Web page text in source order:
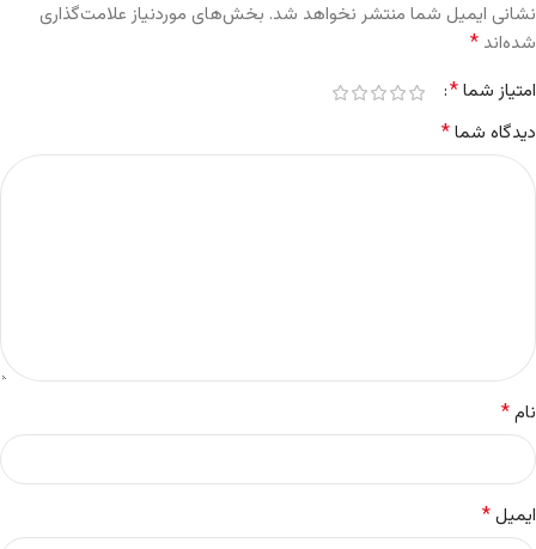
نشانی ایمیل شما منتشر نخواهد شد. بخش‌های موردنیاز علامت‌گذاری
شده‌اند *
امتیاز شما*
دیدگاه شما*
نام*
ایمیل*